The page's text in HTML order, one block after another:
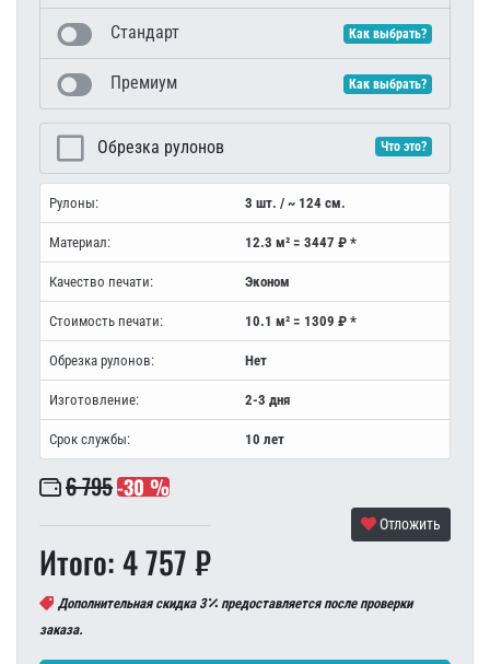
Стандарт Как выбрать?
Премиум Как выбрать?
Обрезка рулонов Что это?
Рулоны: 3 шт. / ~ 124 см.
Материал: 12.3 м² = 3447 ₽ *
Качество печати: Эконом
Стоимость печати: 10.1 м² = 1309 ₽ *
Обрезка рулонов: Нет
Изготовление: 2-3 дня
Срок службы: 10 лет
6 795-30 %
Итого: 4 757 ₽
Отложить
Дополнительная скидка 3
предоставляется после проверки
заказа.